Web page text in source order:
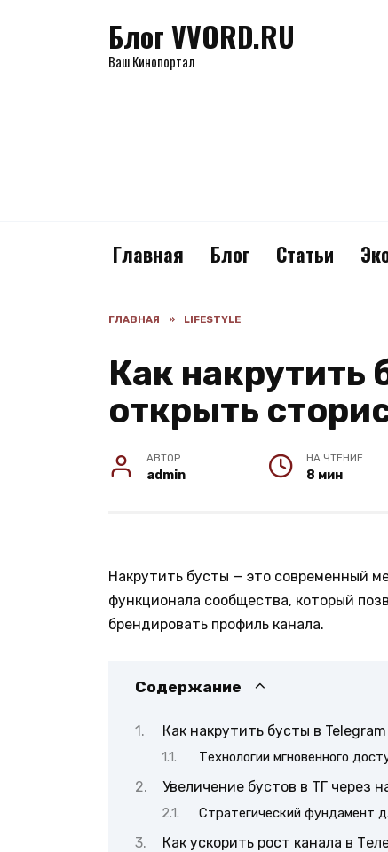
Блог VVORD.RU
Ваш Кинопортал
Главная Блог Статьи
ГЛАВНАЯ » LIFESTYLE
Как накрутить
открыть
АВТОР
admin
НА ЧТЕНИЕ
8 мин
Накрутить бусты — это современный
функционала сообщества, который
брендировать профиль канала.
Содержание
Как накрутить бусты в
Технологии мгновенного
Увеличение бустов в ТГ через
Стратегический фундамент
Как ускорить рост канала в